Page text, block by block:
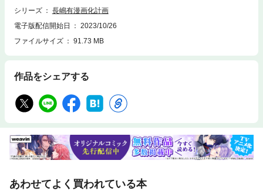
シリーズ
長嶋有漫画化計画
電子版配信開始日
2023/10/26
ファイルサイズ
91.73 MB
作品をシェアする
あわせてよく買われている本